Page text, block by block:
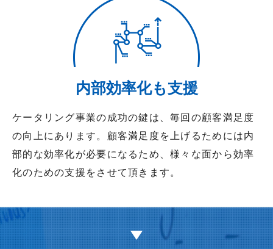
内部効率化も支援
ケータリング事業の成功の鍵は、毎回の顧客満足度
の向上にあります。顧客満足度を上げるためには内
部的な効率化が必要になるため、様々な面から効率
化のための支援をさせて頂きます。